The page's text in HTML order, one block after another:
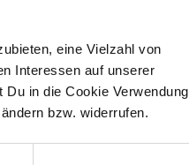
eine Vielzahl von
Interessen auf unserer
in die Cookie Verwendung
ändern bzw. widerrufen.